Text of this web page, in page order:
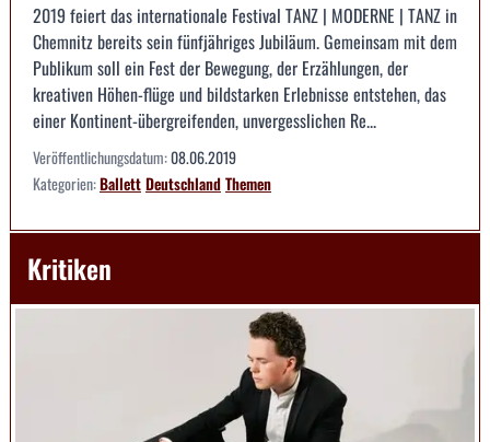
2019 feiert das internationale Festival TANZ | MODERNE | TANZ in
Chemnitz bereits sein fünfjähriges Jubiläum. Gemeinsam mit dem
Publikum soll ein Fest der Bewegung, der Erzählungen, der
kreativen Höhen-flüge und bildstarken Erlebnisse entstehen, das
einer Kontinent-übergreifenden, unvergesslichen Re...
Veröffentlichungsdatum:08.06.2019
Kategorien:BallettDeutschlandThemen
Kritiken